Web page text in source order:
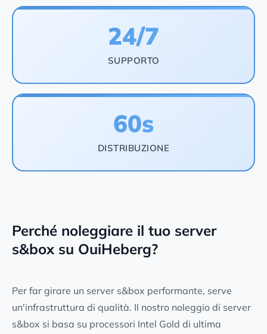
24/7
SUPPORTO
60s
DISTRIBUZIONE
Perché noleggiare il tuo server
s&box su OuiHeberg?
Per far girare un server s&box performante, serve
un'infrastruttura di qualità. Il nostro noleggio di server
s&box si basa su processori Intel Gold di ultima